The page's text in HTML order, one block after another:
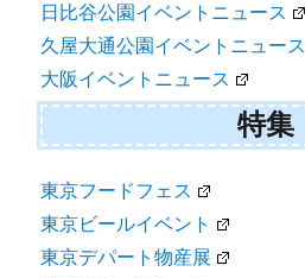
日比谷公園イベントニュース
久屋大通公園イベントニュース
大阪イベントニュース
特集
東京フードフェス
東京ビールイベント
東京デパート物産展